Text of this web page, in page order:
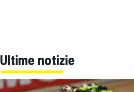
Ultime notizie